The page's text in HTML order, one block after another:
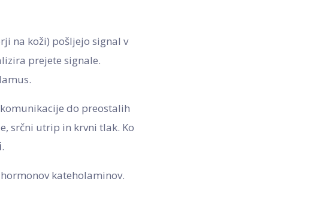
na koži) pošljejo signal v
prejete signale.
do preostalih
srčni utrip in krvni tlak. Ko
.
kateholaminov.